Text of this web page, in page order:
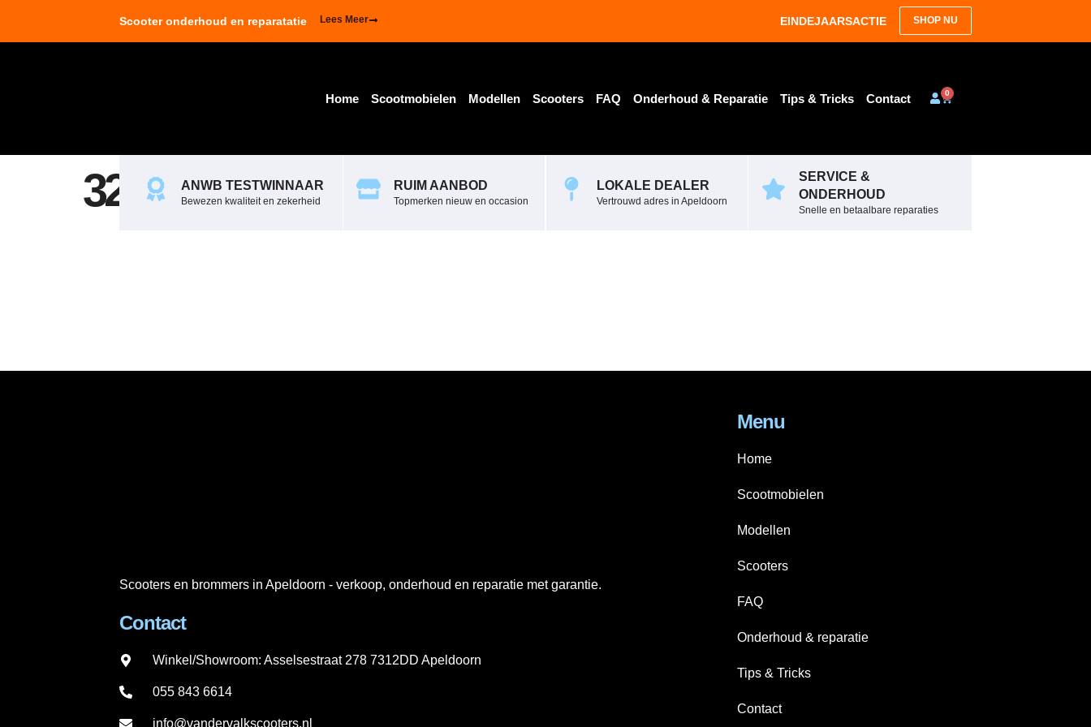
Scooter onderhoud en reparatatie Lees Meer EINDEJAARSACTIE SHOP NU
Home Scootmobielen Modellen Scooters FAQ Onderhoud & Reparatie Tips & Tricks Contact 0
ANWB TESTWINNAAR
Bewezen kwaliteit en zekerheid
RUIM AANBOD
Topmerken nieuw en occasion
LOKALE DEALER
Vertrouwd adres in Apeldoorn
SERVICE &
ONDERHOUD
Snelle en betaalbare reparaties
320029
Scooters en brommers in Apeldoorn - verkoop, onderhoud en reparatie met garantie.
Contact
Winkel/Showroom: Asselsestraat 278 7312DD Apeldoorn
055 843 6614
info@vandervalkscooters.nl
Menu
Home
Scootmobielen
Modellen
Scooters
FAQ
Onderhoud & reparatie
Tips & Tricks
Contact